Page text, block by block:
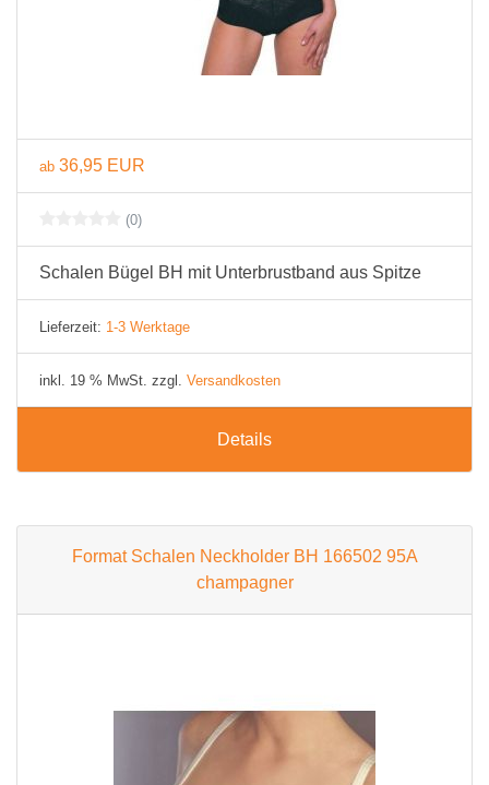
ab 36,95 EUR
(0)
Schalen Bügel BH mit Unterbrustband aus Spitze
Lieferzeit: 1-3 Werktage
inkl. 19 % MwSt. zzgl. Versandkosten
Details
Format Schalen Neckholder BH 166502 95A
champagner